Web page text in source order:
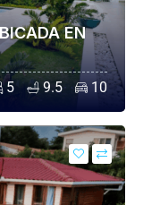
EN
5 9.5 10